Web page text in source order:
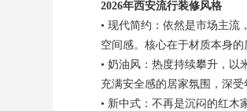
2026年西安流行装修风格
• 现代简约：依然是市场主流
空间感。核心在于材质本身的
• 奶油风：热度持续攀升，以
充满安全感的居家氛围，深受
• 新中式：不再是沉闷的红木